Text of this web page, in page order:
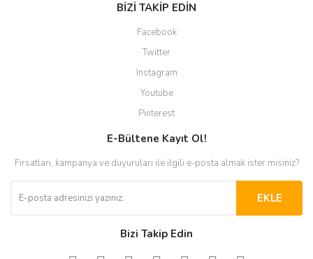
BİZİ TAKİP EDİN
Facebook
Twitter
Instagram
Youtube
Pinterest
E-Bültene Kayıt Ol!
Fırsatları, kampanya ve duyuruları ile ilgili e-posta almak ister misiniz?
EKLE
Bizi Takip Edin